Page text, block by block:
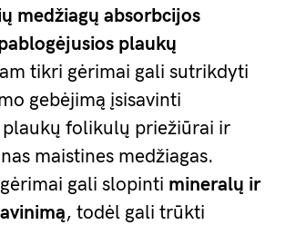
medžiagų absorbcijos
plaukų
tikri gėrimai gali sutrikdyti
gebėjimą įsisavinti
plaukų folikulų priežiūrai ir
maistines medžiagas.
gali slopinti mineralų ir
, todėl gali trūkti